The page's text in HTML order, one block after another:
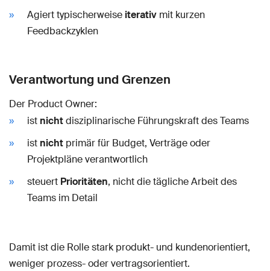
Agiert typischerweise iterativ mit kurzen
Feedbackzyklen
Verantwortung und Grenzen
Der Product Owner:
ist nichtdisziplinarische Führungskraft des Teams
ist nicht primär für Budget, Verträge oder
Projektpläne verantwortlich
steuert Prioritäten, nicht die tägliche Arbeit des
Teams im Detail
Damit ist die Rolle stark produkt- und kundenorientiert,
weniger prozess- oder vertragsorientiert.